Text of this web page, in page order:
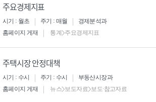
주요경제지표
시기 : 월초 주기 : 매월
경제분석과
홈페이지 게재
통계>주요경제지표
주택시장 안정대책
시기 : 수시 주기 : 수시
부동산시장과
홈페이지 게재
뉴스>보도자료>보도·참고자료